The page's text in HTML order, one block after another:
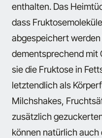
enthalten. Das
dass
abgespeichert
dementsprechend mit
sie die Fruktose in
letztendlich als
Milchshakes,
zusätzlich
können natürlich auch